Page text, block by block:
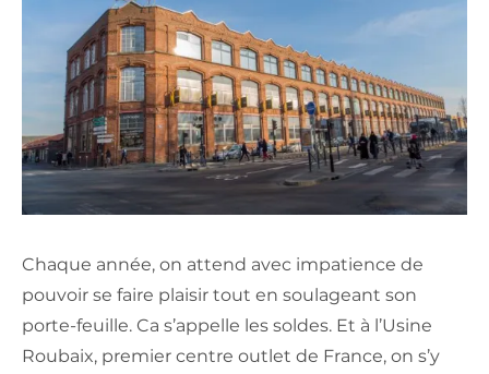
Chaque année, on attend avec impatience de
pouvoir se faire plaisir tout en soulageant son
porte-feuille. Ca s’appelle les soldes. Et à l’Usine
Roubaix, premier centre outlet de France, on s’y